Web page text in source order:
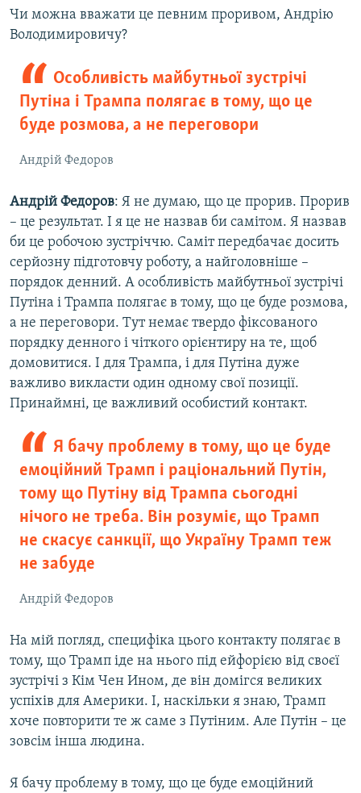
Чи можна вважати це певним проривом, Андрію
Володимировичу?
Особливість майбутньої зустрічі
Путіна і Трампа полягає в тому, що це
буде розмова, а не переговори
Андрій Федоров
Андрій Федоров: Я не думаю, що це прорив. Прорив
– це результат. І я це не назвав би самітом. Я назвав
би це робочою зустріччю. Саміт передбачає досить
серйозну підготовчу роботу, а найголовніше –
порядок денний. А особливість майбутньої зустрічі
Путіна і Трампа полягає в тому, що це буде розмова,
а не переговори. Тут немає твердо фіксованого
порядку денного і чіткого орієнтиру на те, щоб
домовитися. І для Трампа, і для Путіна дуже
важливо викласти один одному свої позиції.
Принаймні, це важливий особистий контакт.
Я бачу проблему в тому, що це буде
емоційний Трамп і раціональний Путін,
тому що Путіну від Трампа сьогодні
нічого не треба. Він розуміє, що Трамп
не скасує санкції, що Україну Трамп теж
не забуде
Андрій Федоров
На мій погляд, специфіка цього контакту полягає в
тому, що Трамп іде на нього під ейфорією від своєї
зустрічі з Кім Чен Ином, де він домігся великих
успіхів для Америки. І, наскільки я знаю, Трамп
хоче повторити те ж саме з Путіним. Але Путін – це
зовсім інша людина.
Я бачу проблему в тому, що це буде емоційний